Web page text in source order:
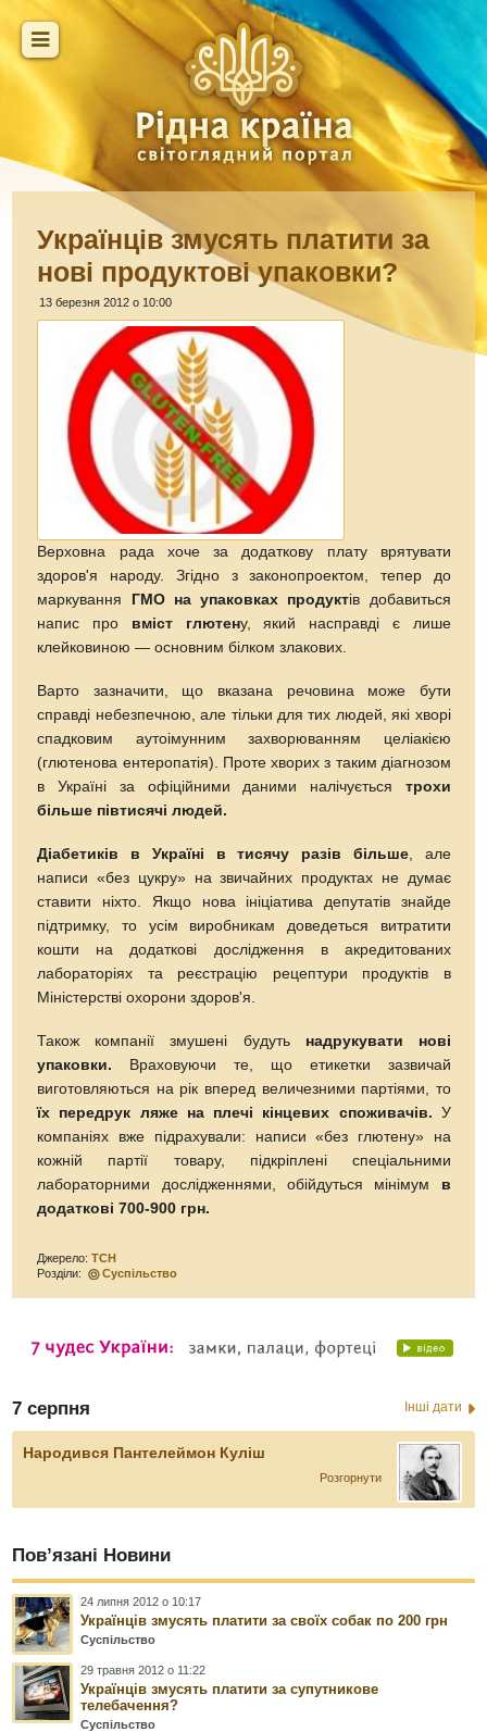
Українців змусять платити за
нові продуктові упаковки?
13 березня 2012 о 10:00
Верховна рада хоче за додаткову плату врятувати
здоров'я народу. Згідно з законопроектом, тепер до
маркування
ГМО на упаковках продуктів добавиться
напис про вміст глютену, який насправді є лише
клейковиною — основним білком злакових.
Варто зазначити, що вказана речовина може бути
справді небезпечною, але тільки для тих людей, які хворі
спадковим аутоімунним захворюванням целіакією
(глютенова ентеропатія). Проте хворих з таким діагнозом
в Україні за офіційними даними налічується трохи
більше півтисячі людей.
Діабетиків в Україні в тисячу разів більше, але
написи «без цукру» на звичайних продуктах не думає
ставити ніхто. Якщо нова ініціатива депутатів знайде
підтримку, то усім виробникам доведеться витратити
кошти на додаткові дослідження в акредитованих
лабораторіях та реєстрацію рецептури продуктів в
Міністерстві охорони здоров'я.
Також компанії змушені будуть надрукувати нові
упаковки. Враховуючи те, що етикетки зазвичай
виготовляються на рік вперед величезними партіями, то
їх передрук ляже на плечі кінцевих споживачів. У
компаніях вже підрахували: написи «без глютену» на
кожній партії товару, підкріплені спеціальними
лабораторними дослідженнями, обійдуться мінімум в
додаткові 700-900 грн.
Джерело:ТСН
Розділи:
Суспільство
7 серпня Інші дати
Народився Пантелеймон Куліш
Розгорнути
Пов’язані Новини
24 липня 2012 о 10:17
Українців змусять платити за своїх собак по 200 грн
Суспільство
29 травня 2012 о 11:22
Українців змусять платити за супутникове
телебачення?
Суспільство